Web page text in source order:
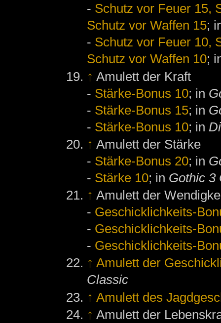
- Schutz vor Feuer 15,
Schutz vor Waffen 15;
- Schutz vor Feuer 10,
Schutz vor Waffen 10;
↑ Amulett der Kraft
- Stärke-Bonus 10; in
- Stärke-Bonus 15; in
- Stärke-Bonus 10; in
↑ Amulett der Stärke
- Stärke-Bonus 20; in
- Stärke 10; in Gothic 3
↑ Amulett der
- Geschicklichkeits-
- Geschicklichkeits-
- Geschicklichkeits-
↑ Amulett der
Classic
↑ Amulett des
↑ Amulett der